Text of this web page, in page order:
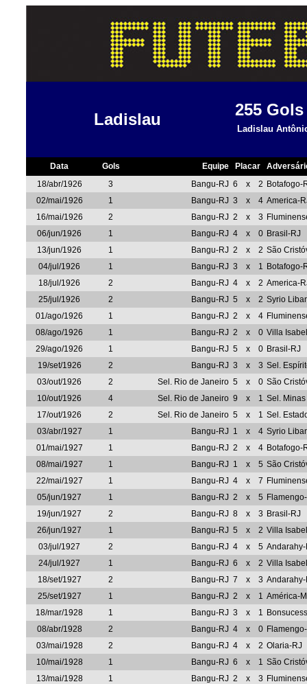
Ladislau
255 Gols
Ladislau
Data Gols Equipe Placar
18/abr/1926
3 Bangu-RJ 6 x 2 Botafogo-
02/mai/1926
1 Bangu-RJ 3 x 4 America-
16/mai/1926
2 Bangu-RJ 2 x 3
06/jun/1926
1 Bangu-RJ 4 x 0 Brasil-RJ
13/jun/1926
1 Bangu-RJ 2 x 2 São
04/jul/1926
1 Bangu-RJ 3 x 1 Botafogo-
18/jul/1926
2 Bangu-RJ 4 x 2 America-
25/jul/1926
2 Bangu-RJ 5 x 2 Syrio
01/ago/1926
1 Bangu-RJ 2 x 4
08/ago/1926
1 Bangu-RJ 2 x 0 Villa
29/ago/1926
1 Bangu-RJ 5 x 0 Brasil-RJ
19/set/1926
2 Bangu-RJ 3 x 3 Sel.
03/out/1926
2 Sel. Rio de Janeiro 5 x 0 São
10/out/1926
4 Sel. Rio de Janeiro 9 x 1 Sel.
17/out/1926
2 Sel. Rio de Janeiro 5 x 1 Sel.
03/abr/1927
1 Bangu-RJ 1 x 4 Syrio
01/mai/1927
1 Bangu-RJ 2 x 4 Botafogo-
08/mai/1927
1 Bangu-RJ 1 x 5 São
22/mai/1927
1 Bangu-RJ 4 x 7
05/jun/1927
1 Bangu-RJ 2 x 5
19/jun/1927
2 Bangu-RJ 8 x 3 Brasil-RJ
26/jun/1927
1 Bangu-RJ 5 x 2 Villa
03/jul/1927
2 Bangu-RJ 4 x 5
24/jul/1927
1 Bangu-RJ 6 x 2 Villa
18/set/1927
2 Bangu-RJ 7 x 3
25/set/1927
1 Bangu-RJ 2 x 1 América-
18/mar/1928
1 Bangu-RJ 3 x 1
08/abr/1928
2 Bangu-RJ 4 x 0
03/mai/1928
2 Bangu-RJ 4 x 2 Olaria-RJ
10/mai/1928
1 Bangu-RJ 6 x 1 São
13/mai/1928
1 Bangu-RJ 2 x 3